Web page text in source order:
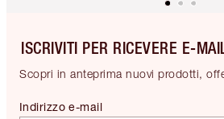
ISCRIVITI PER RICEVERE E-
Scopri in anteprima nuovi prodotti,
Indirizzo e-mail